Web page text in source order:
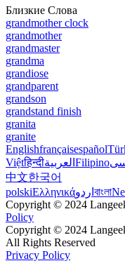
Близкие Слова
grandmother clock
grandmother
grandmaster
grandma
grandiose
grandparent
grandson
grandstand finish
granita
granite
Englishfrançaisespañol
Việtहिन्दीالعربية Filipino
中文한국어
polskiΕλληνικάاردو বাংলা
Copyright © 2024
Policy
Copyright © 2024
All Rights Reserved
Privacy Policy